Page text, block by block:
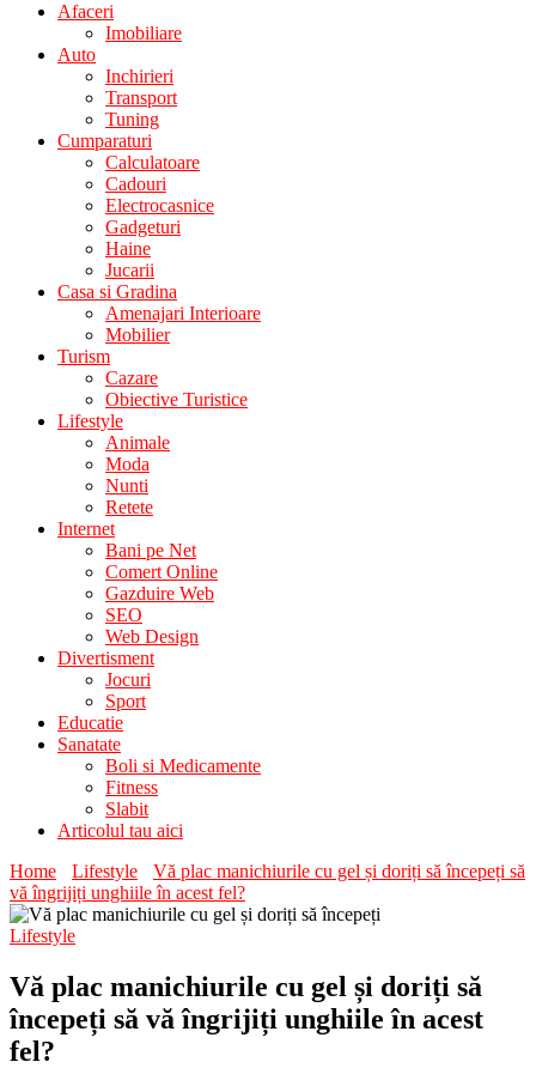
Afaceri
Imobiliare
Auto
Inchirieri
Transport
Tuning
Cumparaturi
Calculatoare
Cadouri
Electrocasnice
Gadgeturi
Haine
Jucarii
Casa si Gradina
Amenajari Interioare
Mobilier
Turism
Cazare
Obiective Turistice
Lifestyle
Animale
Moda
Nunti
Retete
Internet
Bani pe Net
Comert Online
Gazduire Web
SEO
Web Design
Divertisment
Jocuri
Sport
Educatie
Sanatate
Boli si Medicamente
Fitness
Slabit
Articolul tau aici
Home
Lifestyle
Vă plac manichiurile cu gel și doriți să începeți să
vă îngrijiți unghiile în acest fel?
Lifestyle
Vă plac manichiurile cu gel și doriți să
începeți să vă îngrijiți unghiile în acest
fel?